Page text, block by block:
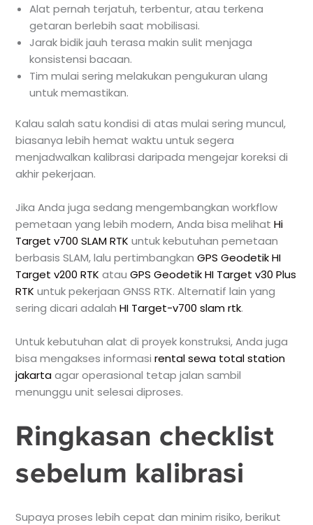
Alat pernah terjatuh, terbentur, atau terkena
getaran berlebih saat mobilisasi.
Jarak bidik jauh terasa makin sulit menjaga
konsistensi bacaan.
Tim mulai sering melakukan pengukuran ulang
untuk memastikan.
Kalau salah satu kondisi di atas mulai sering muncul,
biasanya lebih hemat waktu untuk segera
menjadwalkan kalibrasi daripada mengejar koreksi di
akhir pekerjaan.
Jika Anda juga sedang mengembangkan workflow
pemetaan yang lebih modern, Anda bisa melihatHi
Target v700 SLAM RTK untuk kebutuhan pemetaan
berbasis SLAM, lalu pertimbangkanGPS Geodetik HI
Target v200 RTK atauGPS Geodetik HI Target v30 Plus
RTK untuk pekerjaan GNSS RTK. Alternatif lain yang
sering dicari adalahHI Target-v700 slam rtk.
Untuk kebutuhan alat di proyek konstruksi, Anda juga
bisa mengakses informasirental sewa total station
jakartaagar operasional tetap jalan sambil
menunggu unit selesai diproses.
Ringkasan checklist
sebelum kalibrasi
Supaya proses lebih cepat dan minim risiko, berikut